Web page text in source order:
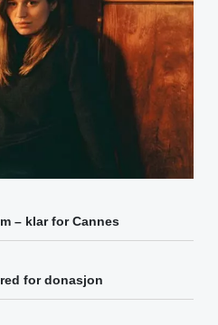
– klar for Cannes
for donasjon